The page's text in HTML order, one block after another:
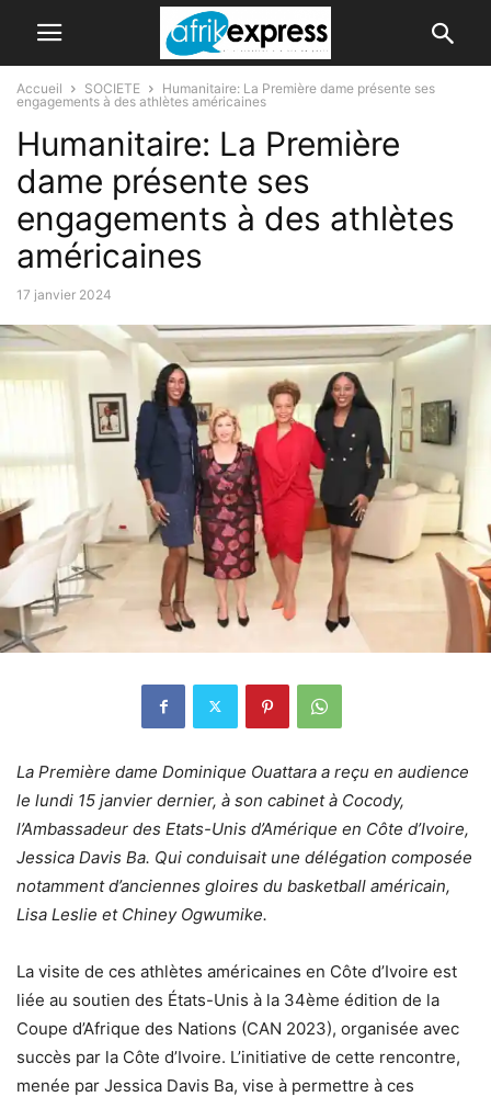
Accueil SOCIETE
Humanitaire: La Première dame présente ses
engagements à des athlètes américaines
Humanitaire: La Première
dame présente ses
engagements à des athlètes
américaines
17 janvier 2024
La Première dame Dominique Ouattara a reçu en audience
le lundi 15 janvier dernier, à son cabinet à Cocody,
l’Ambassadeur des Etats-Unis d’Amérique en Côte d’Ivoire,
Jessica Davis Ba. Qui conduisait une délégation composée
notamment d’anciennes gloires du basketball américain,
Lisa Leslie et Chiney Ogwumike.
La visite de ces athlètes américaines en Côte d’Ivoire est
liée au soutien des États-Unis à la 34ème édition de la
Coupe d’Afrique des Nations (CAN 2023), organisée avec
succès par la Côte d’Ivoire. L’initiative de cette rencontre,
menée par Jessica Davis Ba, vise à permettre à ces